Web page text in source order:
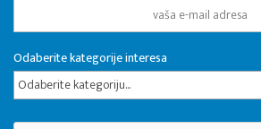
Odaberite kategorije interesa
Odaberite kategoriju...